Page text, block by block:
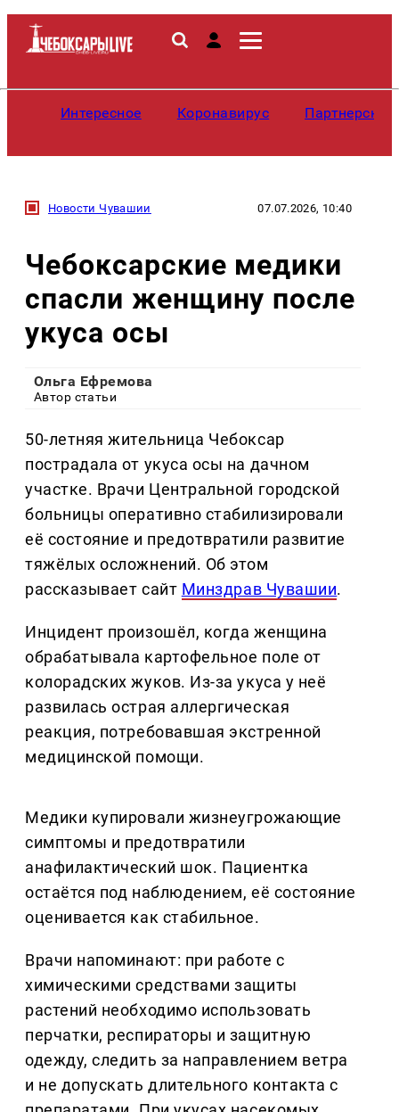
Интересное Коронавирус
Новости Чувашии 07.07.2026, 10:40
Чебоксарские медики
спасли женщину после
укуса осы
Ольга Ефремова
Автор статьи
50-летняя жительница Чебоксар
пострадала от укуса осы на дачном
участке. Врачи Центральной городской
больницы оперативно стабилизировали
её состояние и предотвратили развитие
тяжёлых осложнений. Об этом
рассказывает сайт Минздрав Чувашии.
Инцидент произошёл, когда женщина
обрабатывала картофельное поле от
колорадских жуков. Из-за укуса у неё
развилась острая аллергическая
реакция, потребовавшая экстренной
медицинской помощи.
Медики купировали жизнеугрожающие
симптомы и предотвратили
анафилактический шок. Пациентка
остаётся под наблюдением, её состояние
оценивается как стабильное.
Врачи напоминают: при работе с
химическими средствами защиты
растений необходимо использовать
перчатки, респираторы и защитную
одежду, следить за направлением ветра
и не допускать длительного контакта с